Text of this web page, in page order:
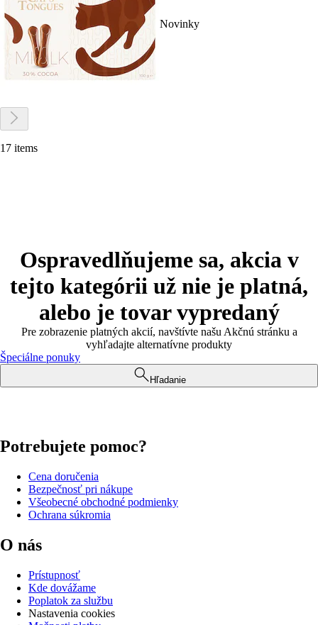
Novinky
17 items
Ospravedlňujeme sa, akcia v
tejto kategórii už nie je platná,
alebo je tovar vypredaný
Pre zobrazenie platných akcií, navštívte našu Akčnú stránku a
vyhľadajte alternatívne produkty
Špeciálne ponuky
Hľadanie
Potrebujete pomoc?
Cena doručenia
Bezpečnosť pri nákupe
Všeobecné obchodné podmienky
Ochrana súkromia
O nás
Prístupnosť
Kde dovážame
Poplatok za službu
Nastavenia cookies